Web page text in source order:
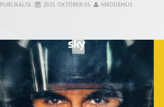
PUBLIKÁLTA 2025. OKTÓBER 05. NIKODEMUS